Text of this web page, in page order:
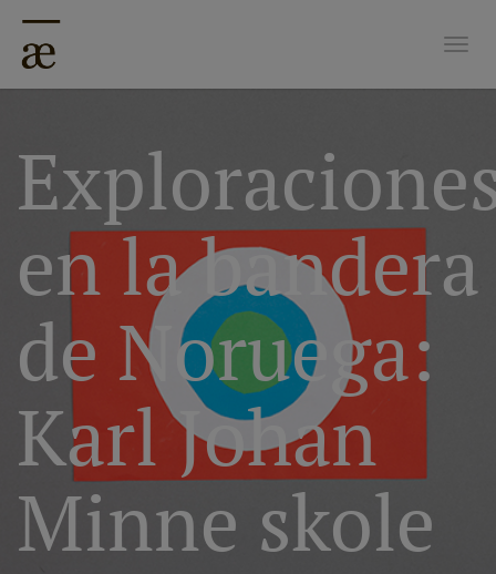
en la bandera
de Noruega:
Karl Johan
Minne skole